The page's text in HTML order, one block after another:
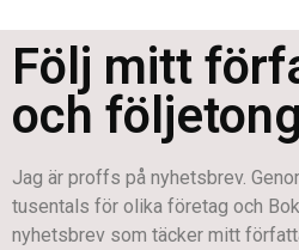
Följ mitt
och
Jag är proffs på nyhetsbrev.
tusentals för olika företag och
nyhetsbrev som täcker mitt